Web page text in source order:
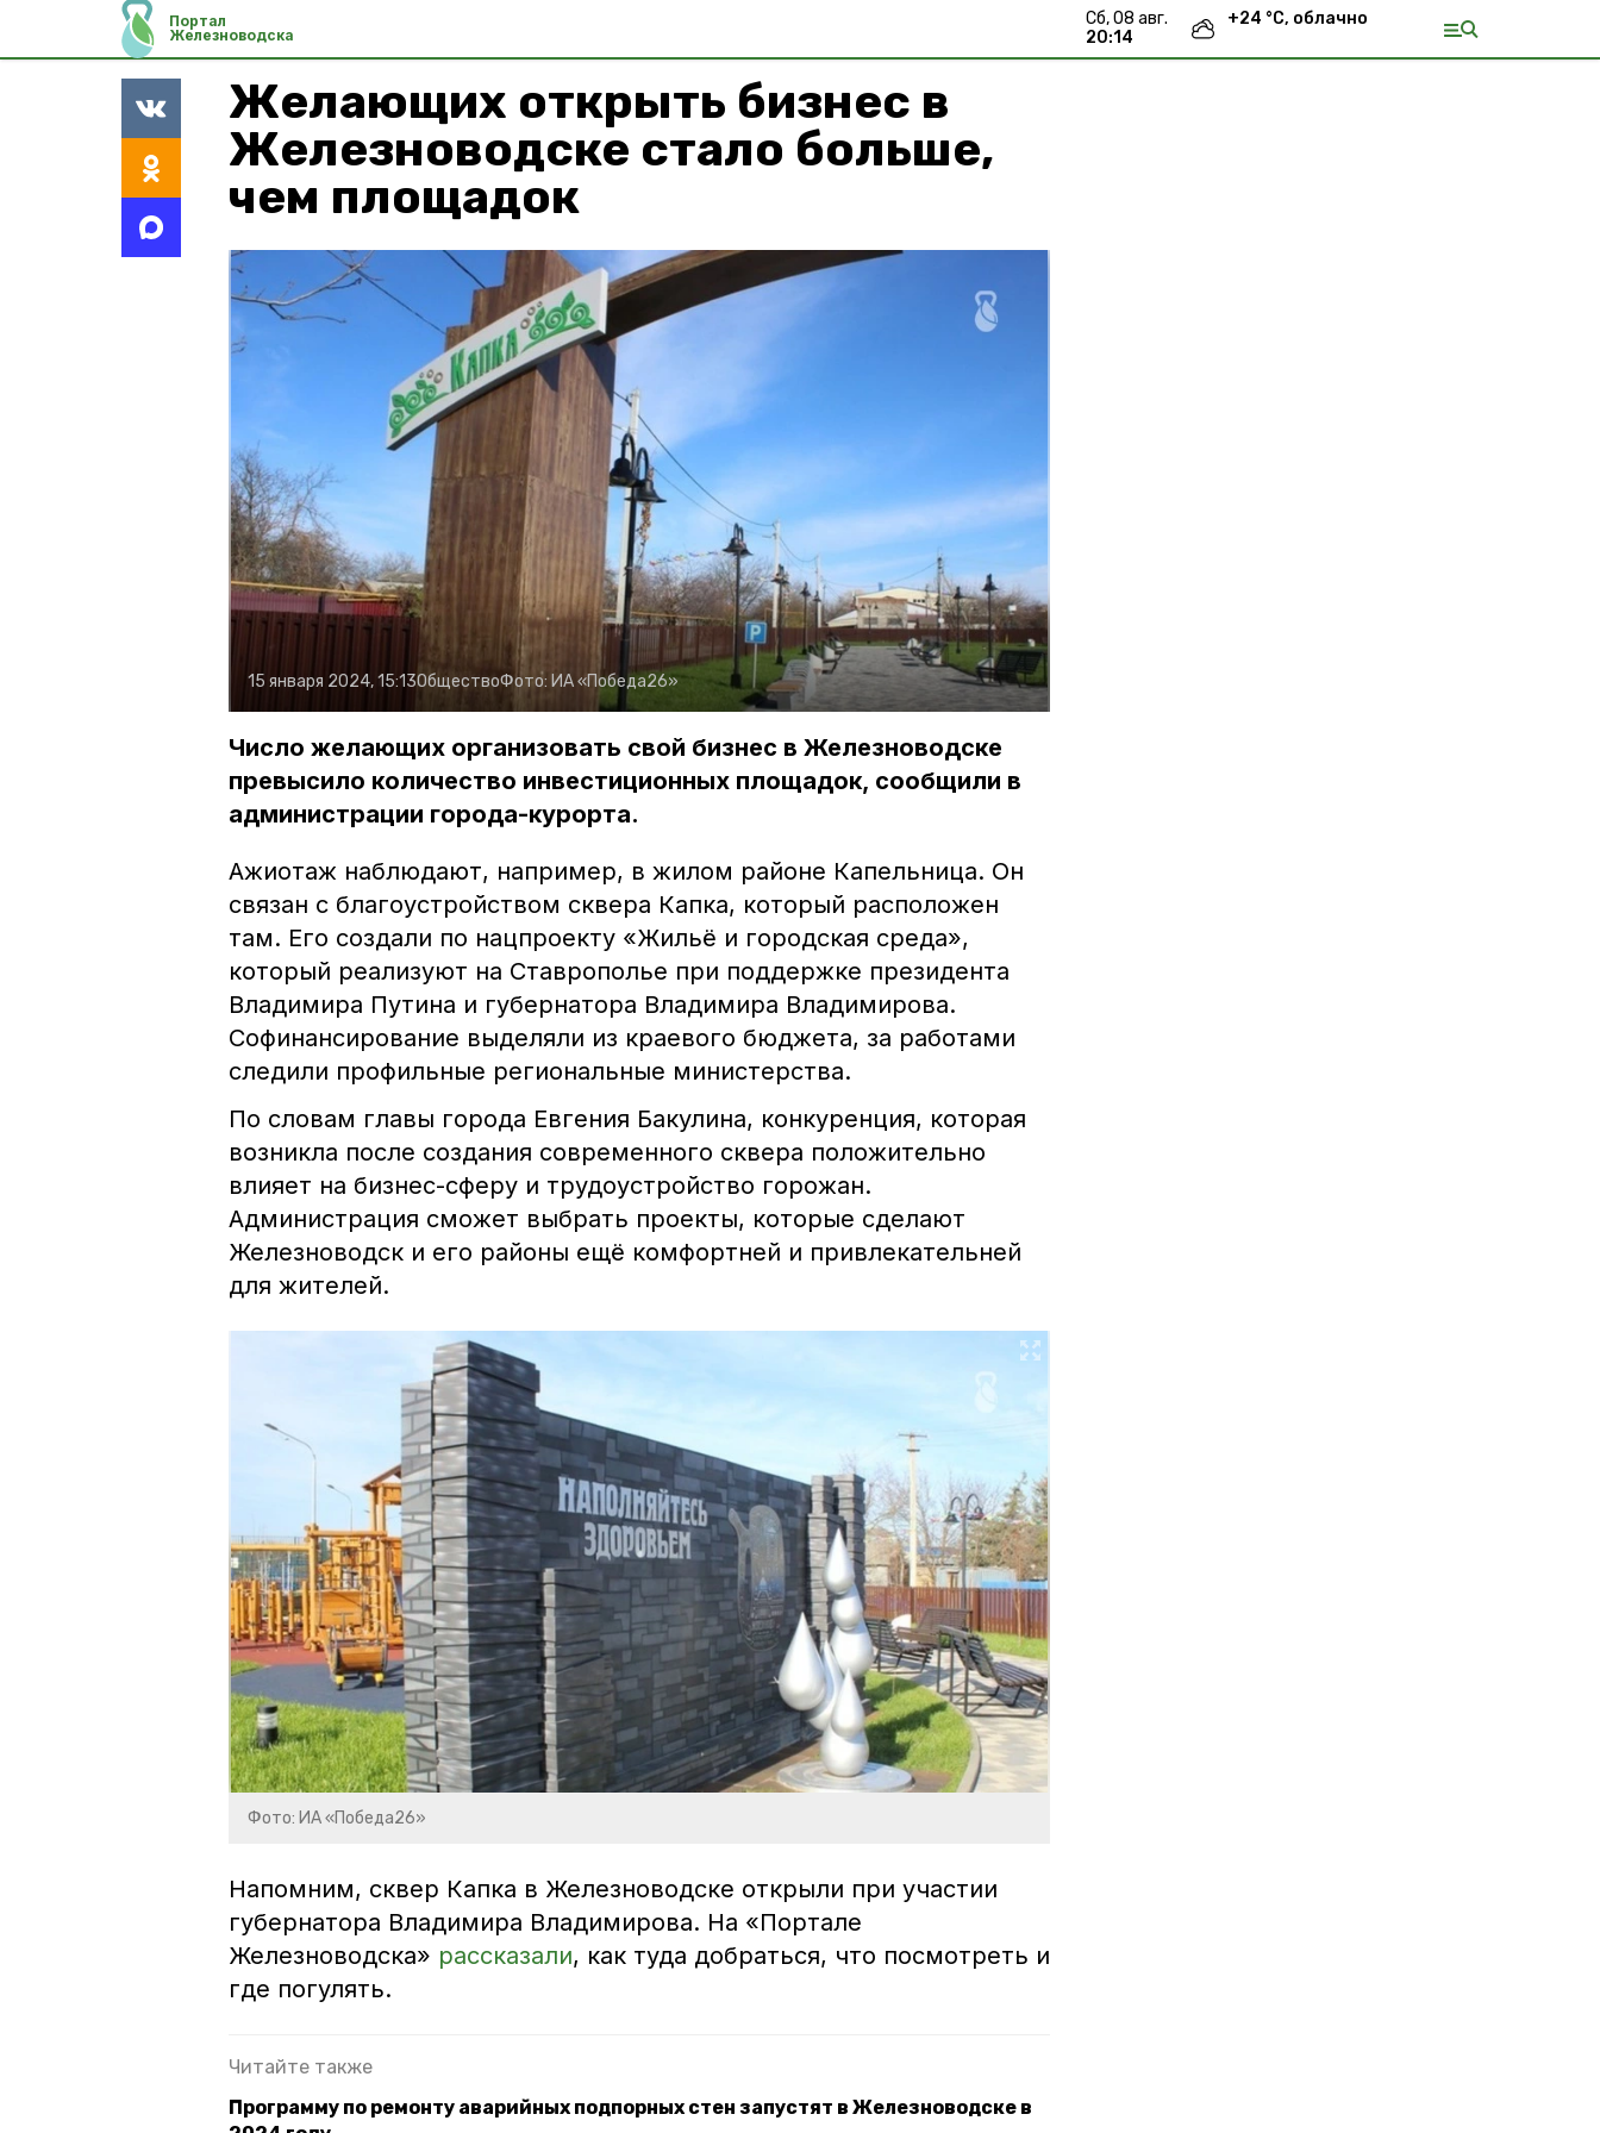
Портал
Железноводска
сб, 08 авг.
20:14
+24 °С, облачно
Желающих открыть бизнес в
Железноводске стало больше,
чем площадок
15 января 2024, 15:13ОбществоФото: ИА «Победа26»
Число желающих организовать свой бизнес в Железноводске
превысило количество инвестиционных площадок, сообщили в
администрации города-курорта.
Ажиотаж наблюдают, например, в жилом районе Капельница. Он
связан с благоустройством сквера Капка, который расположен
там. Его создали по нацпроекту «Жильё и городская среда»,
который реализуют на Ставрополье при поддержке президента
Владимира Путина и губернатора Владимира Владимирова.
Софинансирование выделяли из краевого бюджета, за работами
следили профильные региональные министерства.
По словам главы города Евгения Бакулина, конкуренция, которая
возникла после создания современного сквера положительно
влияет на бизнес-сферу и трудоустройство горожан.
Администрация сможет выбрать проекты, которые сделают
Железноводск и его районы ещё комфортней и привлекательней
для жителей.
Фото: ИА «Победа26»
Напомним, сквер Капка в Железноводске открыли при участии
губернатора Владимира Владимирова. На «Портале
Железноводска» рассказали, как туда добраться, что посмотреть и
где погулять.
Читайте также
Программу по ремонту аварийных подпорных стен запустят в Железноводске в